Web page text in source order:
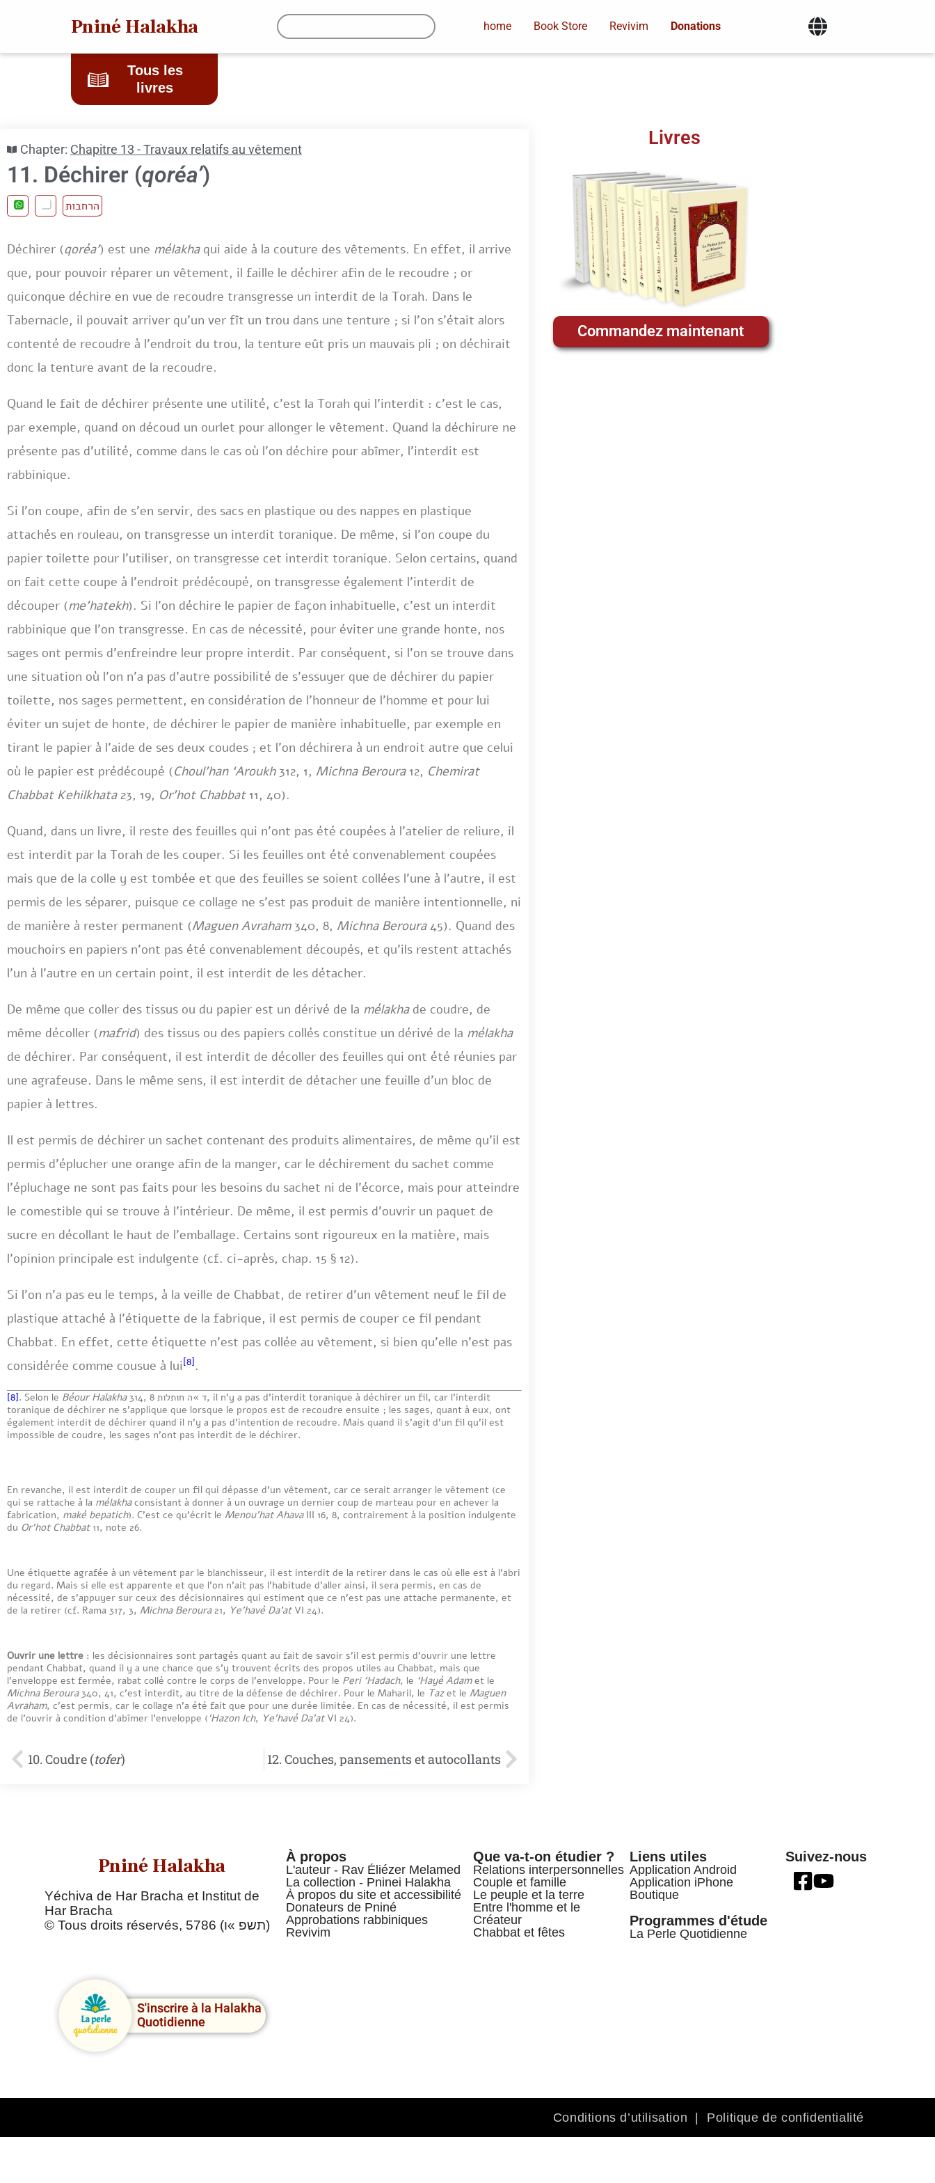
Pniné Halakha home Book Store Revivim Donations
Tous les
livres
Chapter: Chapitre 13 - Travaux relatifs au vêtement
11. Déchirer (qoréa’)
הרחבות
Déchirer (qoréa’) est une mélakhaqui aide à la couture des vêtements. En effet, il arrive
que, pour pouvoir réparer un vêtement, il faille le déchirer afin de le recoudre ; or
quiconque déchire en vue de recoudre transgresse un interdit de la Torah. Dans le
Tabernacle, il pouvait arriver qu’un ver fît un trou dans une tenture ; si l’on s’était alors
contenté de recoudre à l’endroit du trou, la tenture eût pris un mauvais pli ; on déchirait
donc la tenture avant de la recoudre.
Quand le fait de déchirer présente une utilité, c’est la Torah qui l’interdit : c’est le cas,
par exemple, quand on découd un ourlet pour allonger le vêtement. Quand la déchirure ne
présente pas d’utilité, comme dans le cas où l’on déchire pour abîmer, l’interdit est
rabbinique.
Si l’on coupe, afin de s’en servir, des sacs en plastique ou des nappes en plastique
attachés en rouleau, on transgresse un interdit toranique. De même, si l’on coupe du
papier toilette pour l’utiliser, on transgresse cet interdit toranique. Selon certains, quand
on fait cette coupe à l’endroit prédécoupé, on transgresse également l’interdit de
découper (me’hatekh). Si l’on déchire le papier de façon inhabituelle, c’est un interdit
rabbinique que l’on transgresse. En cas de nécessité, pour éviter une grande honte, nos
sages ont permis d’enfreindre leur propre interdit. Par conséquent, si l’on se trouve dans
une situation où l’on n’a pas d’autre possibilité de s’essuyer que de déchirer du papier
toilette, nos sages permettent, en considération de l’honneur de l’homme et pour lui
éviter un sujet de honte, de déchirer le papier de manière inhabituelle, par exemple en
tirant le papier à l’aide de ses deux coudes ; et l’on déchirera à un endroit autre que celui
où le papier est prédécoupé (Choul’han ‘Aroukh312, 1, Michna Beroura 12, Chemirat
Chabbat Kehilkhata23, 19, Or’hot Chabbat11, 40).
Quand, dans un livre, il reste des feuilles qui n’ont pas été coupées à l’atelier de reliure, il
est interdit par la Torah de les couper. Si les feuilles ont été convenablement coupées
mais que de la colle y est tombée et que des feuilles se soient collées l’une à l’autre, il est
permis de les séparer, puisque ce collage ne s’est pas produit de manière intentionnelle, ni
de manière à rester permanent (Maguen Avraham340, 8, Michna Beroura45). Quand des
mouchoirs en papiers n’ont pas été convenablement découpés, et qu’ils restent attachés
l’un à l’autre en un certain point, il est interdit de les détacher.
De même que coller des tissus ou du papier est un dérivé de la mélakha de coudre, de
même décoller (mafrid) des tissus ou des papiers collés constitue un dérivé de la mélakha
de déchirer. Par conséquent, il est interdit de décoller des feuilles qui ont été réunies par
une agrafeuse. Dans le même sens, il est interdit de détacher une feuille d’un bloc de
papier à lettres.
Il est permis de déchirer un sachet contenant des produits alimentaires, de même qu’il est
permis d’éplucher une orange afin de la manger, car le déchirement du sachet comme
l’épluchage ne sont pas faits pour les besoins du sachet ni de l’écorce, mais pour atteindre
le comestible qui se trouve à l’intérieur. De même, il est permis d’ouvrir un paquet de
sucre en décollant le haut de l’emballage. Certains sont rigoureux en la matière, mais
l’opinion principale est indulgente (cf. ci-après, chap. 15 § 12).
Si l’on n’a pas eu le temps, à la veille de Chabbat, de retirer d’un vêtement neuf le fil de
plastique attaché à l’étiquette de la fabrique, il est permis de couper ce fil pendant
Chabbat. En effet, cette étiquette n’est pas collée au vêtement, si bien qu’elle n’est pas
considérée comme cousue à lui[8] .
[8]. Selon le Béour Halakha314, 8 ד »ה חותלות, il n’y a pas d’interdit toranique à déchirer un fil, car l’interdit
toranique de déchirer ne s’applique que lorsque le propos est de recoudre ensuite ; les sages, quant à eux, ont
également interdit de déchirer quand il n’y a pas d’intention de recoudre. Mais quand il s’agit d’un fil qu’il est
impossible de coudre, les sages n’ont pas interdit de le déchirer.
En revanche, il est interdit de couper un fil qui dépasse d’un vêtement, car ce serait arranger le vêtement (ce
qui se rattache à la mélakhaconsistant à donner à un ouvrage un dernier coup de marteau pour en achever la
fabrication, maké bepatich). C’est ce qu’écrit le Menou’hat AhavaIII 16, 8, contrairement à la position indulgente
du Or’hot Chabbat11, note 26.
Une étiquette agrafée à un vêtement par le blanchisseur, il est interdit de la retirer dans le cas où elle est à l’abri
du regard. Mais si elle est apparente et que l’on n’ait pas l’habitude d’aller ainsi, il sera permis, en cas de
nécessité, de s’appuyer sur ceux des décisionnaires qui estiment que ce n’est pas une attache permanente, et
de la retirer (cf. Rama 317, 3, Michna Beroura21, Ye’havé Da’atVI 24).
Ouvrir une lettre : les décisionnaires sont partagés quant au fait de savoir s’il est permis d’ouvrir une lettre
pendant Chabbat, quand il y a une chance que s’y trouvent écrits des propos utiles au Chabbat, mais que
l’enveloppe est fermée, rabat collé contre le corps de l’enveloppe. Pour le Peri ‘Hadach, le ‘Hayé Adamet le
Michna Beroura340, 41, c’est interdit, au titre de la défense de déchirer. Pour le Maharil, le Tazet le Maguen
Avraham, c’est permis, car le collage n’a été fait que pour une durée limitée. En cas de nécessité, il est permis
de l’ouvrir à condition d’abîmer l’enveloppe (‘Hazon Ich, Ye’havé Da’atVI 24).
10. Coudre (tofer) 12. Couches, pansements et autocollants
Livres
Commandez maintenant
Pniné Halakha
Yéchiva de Har Bracha et Institut de
Har Bracha
© Tous droits réservés, 5786 (תשפ »ו)
S'inscrire à la Halakha
Quotidienne
À propos
L'auteur - Rav Éliézer Melamed
La collection - Pninei Halakha
À propos du site et accessibilité
Donateurs de Pniné
Approbations rabbiniques
Revivim
Que va-t-on étudier ?
Relations interpersonnelles
Couple et famille
Le peuple et la terre
Entre l'homme et le
Créateur
Chabbat et fêtes
Liens utiles
Application Android
Application iPhone
Boutique
Programmes d'étude
La Perle Quotidienne
Suivez-nous
Conditions d’utilisation | Politique de confidentialité